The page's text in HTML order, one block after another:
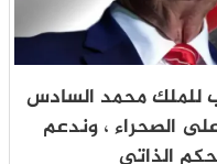
للملك محمد السادس
الصحراء ، وندعم